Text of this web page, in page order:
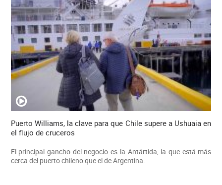
Puerto Williams, la clave para que Chile supere a Ushuaia en
el flujo de cruceros
El principal gancho del negocio es la Antártida, la que está más
cerca del puerto chileno que el de Argentina.